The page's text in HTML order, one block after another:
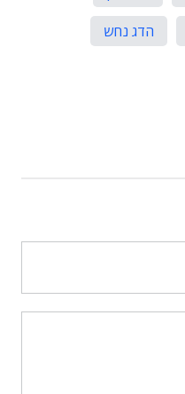
הדג נחש